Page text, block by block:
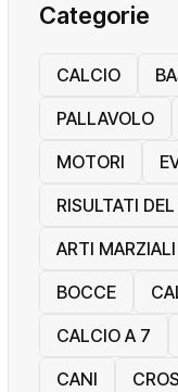
Categorie
CALCIO
PALLAVOLO
MOTORI
RISULTATI
ARTI MARZIALI
BOCCE
CALCIO A 7
CANI